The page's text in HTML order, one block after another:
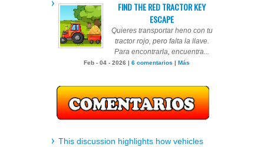
FIND THE RED TRACTOR KEY
ESCAPE
Quieres transportar heno con tu
tractor rojo, pero falta la llave.
Para encontrarla, encuentra...
Feb - 04 - 2026 | 6 comentarios | Más
This discussion highlights how vehicles